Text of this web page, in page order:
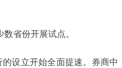
省份开展试点。
设立开始全面提速。券商中